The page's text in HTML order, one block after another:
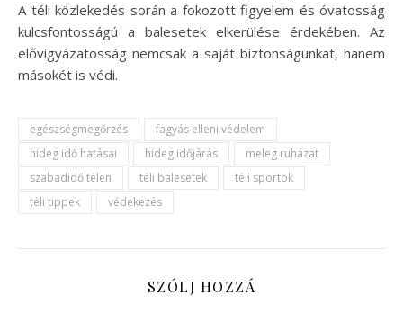
A téli közlekedés során a fokozott figyelem és óvatosság
kulcsfontosságú a balesetek elkerülése érdekében. Az
elővigyázatosság nemcsak a saját biztonságunkat, hanem
másokét is védi.
egészségmegőrzés
fagyás elleni védelem
hideg idő hatásai
hideg időjárás
meleg ruházat
szabadidő télen
téli balesetek
téli sportok
téli tippek
védekezés
SZÓLJ HOZZÁ